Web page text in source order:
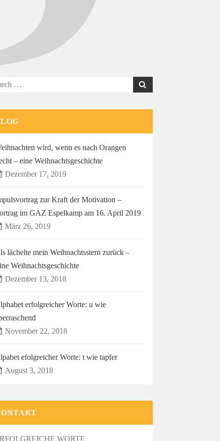
wird, wenn es nach Orangen
– eine Weihnachtsgeschichte
Dezember 17, 2019
zur Kraft der Motivation –
im GAZ Espelkamp am 16. April 2019
März 26, 2019
lächelte mein Weihnachtsstern zurück –
Weihnachtsgeschichte
Dezember 13, 2018
erfolgreicher Worte: u wie
November 22, 2018
efolgreicher Worte: t wie tapfer
August 3, 2018
WORTE